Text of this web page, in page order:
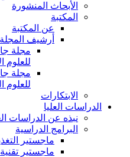
الأبحاث المنشورة
المكتبة
عن المكتبة
أرشيف المجلة
مجلة
للعلوم
مجلة
للعلوم
الابتكارات
الدراسات العليا
نبذه عن الدراسات
البرامج الدراسية
ماجستير
ماجستير تقنية